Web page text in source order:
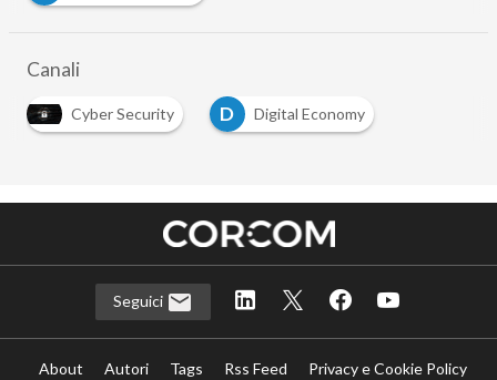
Canali
Cyber Security D Digital Economy
Seguici
About Autori Tags Rss Feed
Privacy e Cookie Policy